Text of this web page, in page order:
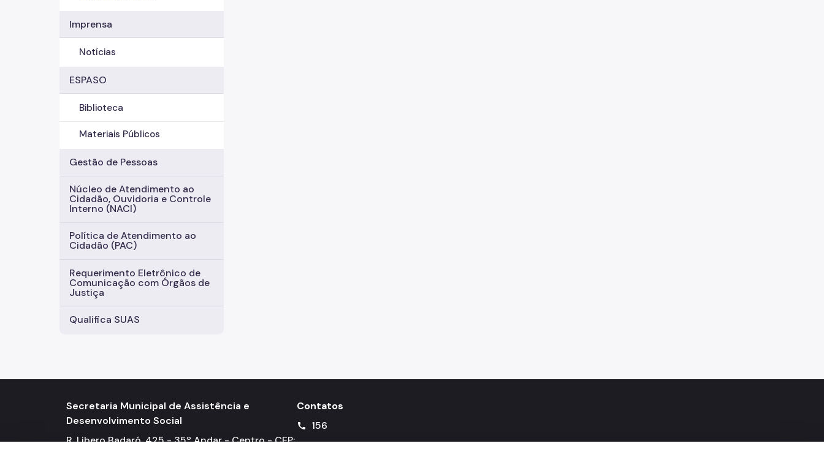
Imprensa
Notícias
ESPASO
Biblioteca
Materiais Públicos
Gestão de Pessoas
Núcleo de Atendimento ao
Cidadão, Ouvidoria e Controle
Interno (NACI)
Política de Atendimento ao
Cidadão (PAC)
Requerimento Eletrônico de
Comunicação com Órgãos de
Justiça
Qualifica SUAS
Secretaria Municipal de Assistência e
Desenvolvimento Social
R. Libero Badaró, 425 - 35º Andar - Centro - CEP:
Contatos
call 156